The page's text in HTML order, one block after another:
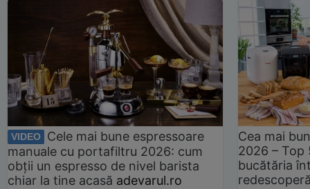
VIDEO
Cele mai bune espressoare
manuale cu portafiltru 2026: cum
obții un espresso de nivel barista
chiar la tine acasă adevarul.ro
Cea mai
2026 –
bucătăria